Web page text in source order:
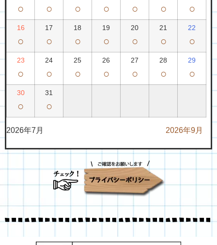
○ ○ ○ ○ ○ ○ ○
16
○
17
○
18
○
19
○
20
○
21
○
22
○
23
○
24
○
25
○
26
○
27
○
28
○
29
○
30
○
31
○
2026年7月 2026年9月